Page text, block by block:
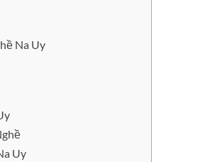
Na Uy
Uy